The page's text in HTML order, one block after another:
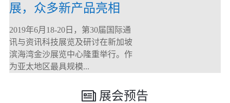
展，众多新产品亮相
CommunicAsia 2019
2019年6月18-20日，第30届国际通
讯与资讯科技展览及研讨在新加坡
滨海湾金沙展览中心隆重举行。作
为亚太地区最具规模...
展会预告